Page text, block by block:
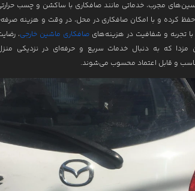
مجرب، خدماتی مانند صافکاری با ساکشن و چسب
حفظ کرده و با امکان صافکاری در محل، در وقت و هزینه
با تجربه و شفافیت در هزینه‌هایصافکاری ماشین خارجی،
مزدا که به دنبال خدمات سریع و حرفه‌ای در نزدیکی
و قابل اعتماد محسوب می‌شوند.